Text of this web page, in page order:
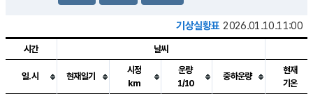
기상실황표 2026.01.10.11:00
시간 날씨
일.시 현재일기
시정
km
운량
1/10
중하운량
현재
기온